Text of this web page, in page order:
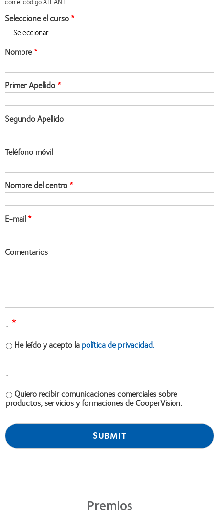
Seleccione el curso
Nombre
Primer Apellido
Segundo Apellido
Teléfono móvil
Nombre del centro
E-mail
Comentarios
.
He leído y acepto lapolítica de privacidad.
.
Quiero recibir comunicaciones comerciales sobre
productos, servicios y formaciones de CooperVision.
Premios